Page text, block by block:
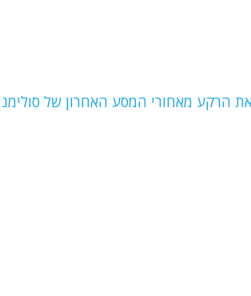
הרקע מאחורי המסע האחרון של